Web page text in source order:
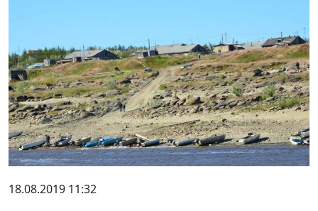
18.08.2019 11:32